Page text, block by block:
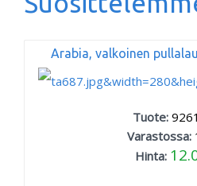
Arabia, valkoinen
Tuote:
Varastossa:
Hinta: